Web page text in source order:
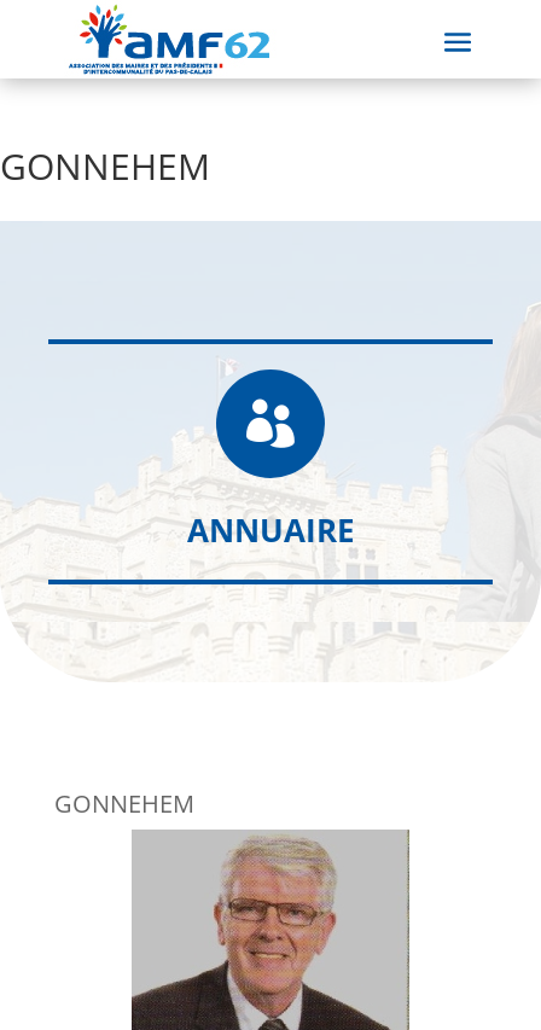
GONNEHEM

ANNUAIRE
GONNEHEM